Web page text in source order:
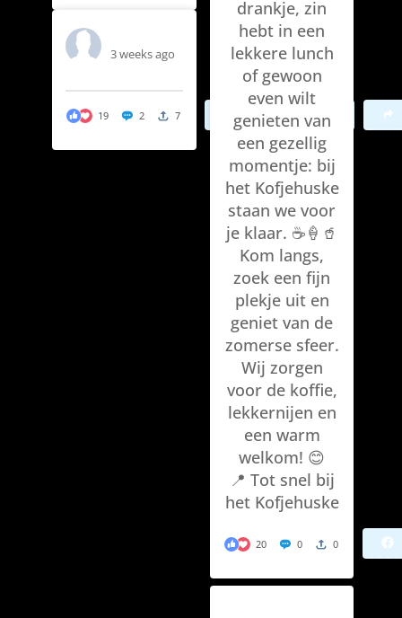
3 weeks ago
19 2 7 Bekijk op Facebook
drankje, zin
hebt in een
lekkere lunch
of gewoon
even wilt
genieten van
een gezellig
momentje: bij
het Kofjehuske
staan we voor
je klaar. ☕🍦🥤
Kom langs,
zoek een fijn
plekje uit en
geniet van de
zomerse sfeer.
Wij zorgen
voor de koffie,
lekkernijen en
een warm
welkom! 😊
📍 Tot snel bij
het Kofjehuske
20 0 0